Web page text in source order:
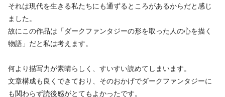
それは現代を生きる私たちにも通ずるところがあるからだと感じ
ました。
故にこの作品は「ダークファンタジーの形を取った人の心を描く
物語」だと私は考えます。
何より描写力が素晴らしく、すいすい読めてしまいます。
文章構成も良くできており、そのおかげでダークファンタジーに
も関わらず読後感がとてもよかったです。